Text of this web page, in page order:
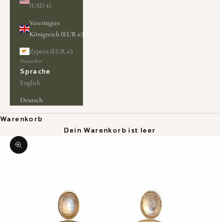
(USD $)
Vereinigtes
Königreich (EUR €)
Zypern (EUR €)
Deutsch
Sprache
English
Deutsch
Warenkorb
Dein Warenkorb ist leer
Bild vergrößern